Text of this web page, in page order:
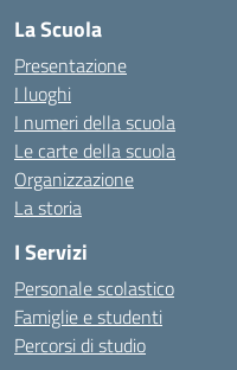
La Scuola
Presentazione
I luoghi
I numeri della scuola
Le carte della scuola
Organizzazione
La storia
I Servizi
Personale scolastico
Famiglie e studenti
Percorsi di studio